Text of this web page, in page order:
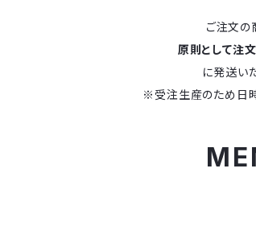
ご注文の
原則として注
に発送い
※受注生産のため日